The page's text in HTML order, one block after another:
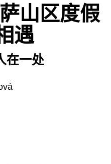
山区度假
遇
在一处